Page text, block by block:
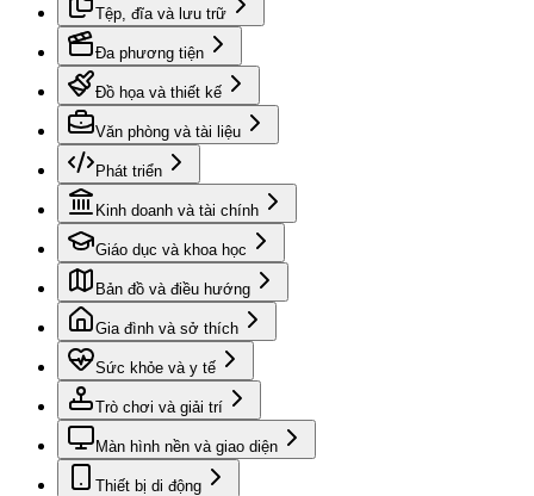
Tệp, đĩa và lưu trữ
Đa phương tiện
Đồ họa và thiết kế
Văn phòng và tài liệu
Phát triển
Kinh doanh và tài chính
Giáo dục và khoa học
Bản đồ và điều hướng
Gia đình và sở thích
Sức khỏe và y tế
Trò chơi và giải trí
Màn hình nền và giao diện
Thiết bị di động